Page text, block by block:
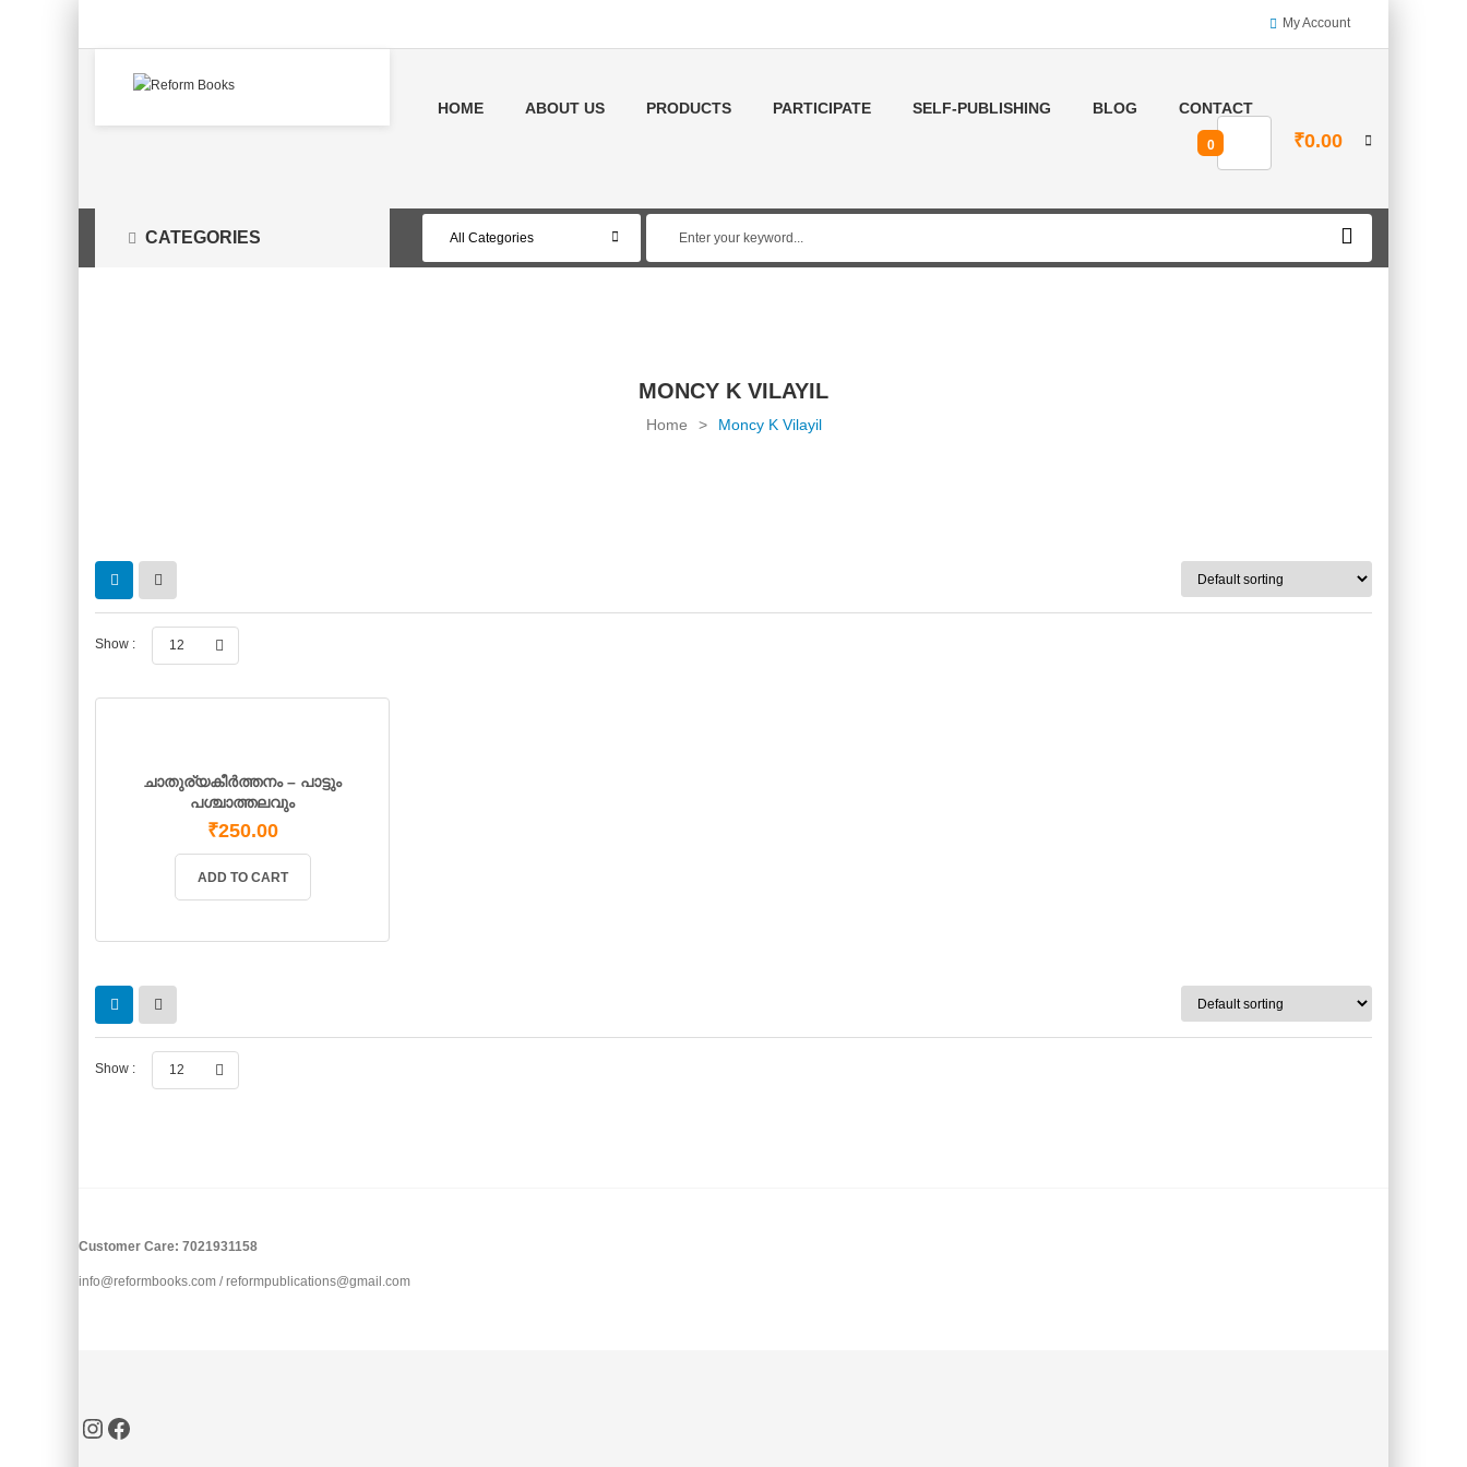
My Account
HOME ABOUT US PRODUCTS PARTICIPATE SELF-PUBLISHING BLOG CONTACT
₹0.00
0
CATEGORIES
MONCY K VILAYIL
Home > Moncy K Vilayil
Show : 12
ചാതുര്യകീർത്തനം – പാട്ടും
പശ്ചാത്തലവും
₹250.00
ADD TO CART
Show : 12
Customer Care: 7021931158
info@reformbooks.com / reformpublications@gmail.com
Instagram
Facebook